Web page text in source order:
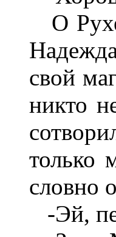
О Рухе
свой
никто
только
словно
-Эй,